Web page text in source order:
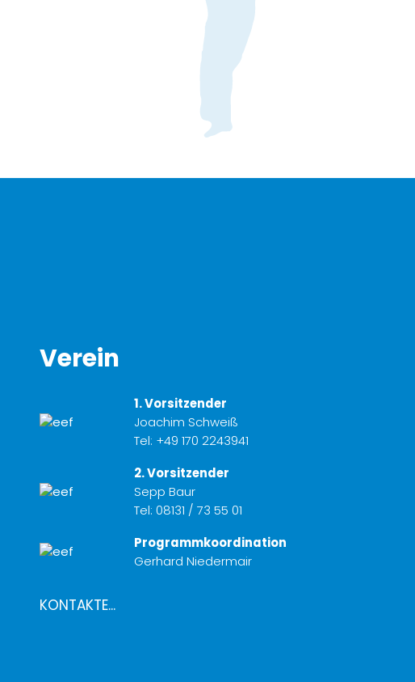
Verein
1. Vorsitzender
Joachim Schweiß
Tel: +49 170 2243941
2. Vorsitzender
Sepp Baur
Tel: 08131 / 73 55 01
Programmkoordination
Gerhard Niedermair
KONTAKTE...